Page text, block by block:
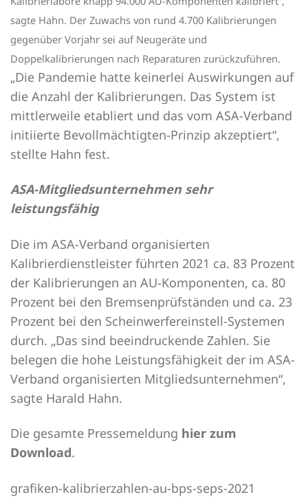
sagte Hahn. Der Zuwachs von rund 4.700 Kalibrierungen
gegenüber Vorjahr sei auf Neugeräte und
Doppelkalibrierungen nach Reparaturen zurückzuführen.
„Die Pandemie hatte keinerlei Auswirkungen auf
die Anzahl der Kalibrierungen. Das System ist
mittlerweile etabliert und das vom ASA-Verband
initiierte Bevollmächtigten-Prinzip akzeptiert“,
stellte Hahn fest.
ASA-Mitgliedsunternehmen sehr
leistungsfähig
Die im ASA-Verband organisierten
Kalibrierdienstleister führten 2021 ca. 83 Prozent
der Kalibrierungen an AU-Komponenten, ca. 80
Prozent bei den Bremsenprüfständen und ca. 23
Prozent bei den Scheinwerfereinstell-Systemen
durch. „Das sind beeindruckende Zahlen. Sie
belegen die hohe Leistungsfähigkeit der im ASA-
Verband organisierten Mitgliedsunternehmen“,
sagte Harald Hahn.
Die gesamte Pressemeldung hier zum
Download.
grafiken-kalibrierzahlen-au-bps-seps-2021